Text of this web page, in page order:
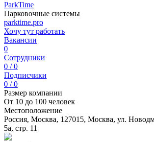
ParkTime
Парковочные системы
parktime.pro
Хочу тут работать
Вакансии
0
Сотрудники
0 / 0
Подписчики
0 / 0
Размер компании
От 10 до 100 человек
Местоположение
Россия, Москва, 127015, Москва, ул.
5а, стр. 11